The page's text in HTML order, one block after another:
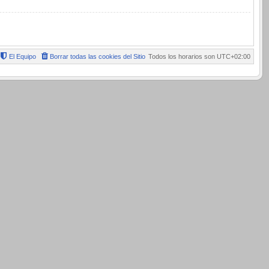
Todos los horarios son UTC+02:00
Borrar todas las cookies del Sitio
El Equipo